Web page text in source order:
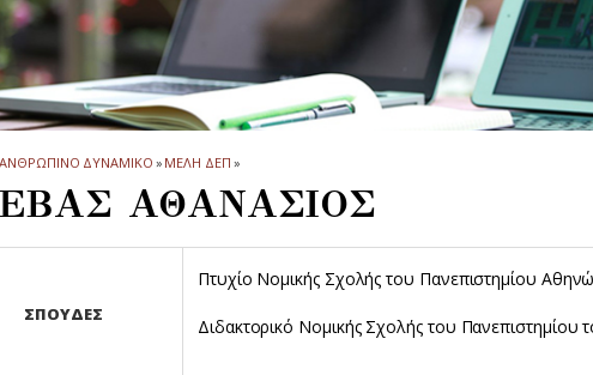
ΑΝΘΡΩΠΙΝΟ ΔΥΝΑΜΙΚΟ » ΜΕΛΗ ΔΕΠ »
ΑΘΑΝΑΣΙΟΣ
ΣΠΟΥΔΕΣ
Πτυχίο Νομικής Σχολής του Πανεπιστημίου
Διδακτορικό Νομικής Σχολής του